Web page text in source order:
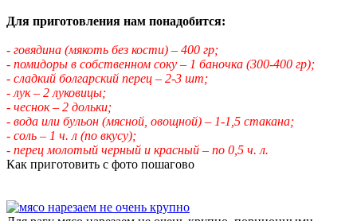
Для приготовления нам понадобится:
- говядина (мякоть без кости) – 400 гр;
- помидоры в собственном соку – 1 баночка (300-400 гр);
- сладкий болгарский перец – 2-3 шт;
- лук – 2 луковицы;
- чеснок – 2 дольки;
- вода или бульон (мясной, овощной) – 1-1,5 стакана;
- соль – 1 ч. л (по вкусу);
- перец молотый черный и красный – по 0,5 ч. л.
Как приготовить с фото пошагово